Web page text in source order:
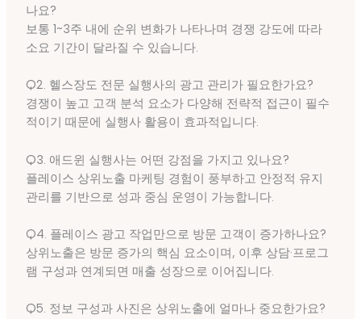
나요?
보통 1~3주 내에 순위 변화가 나타나며 경쟁 강도에 따라
소요 기간이 달라질 수 있습니다.
Q2. 헬스장도 전문 실행사의 광고 관리가 필요한가요?
경쟁이 높고 고객 분석 요소가 다양해 전략적 접근이 필수
적이기 때문에 실행사 활용이 효과적입니다.
Q3. 애드윈 실행사는 어떤 강점을 가지고 있나요?
플레이스 상위노출 마케팅 경험이 풍부하고 안정적 유지
관리를 기반으로 성과 중심 운영이 가능합니다.
Q4. 플레이스 광고 작업만으로 방문 고객이 증가하나요?
상위노출은 방문 증가의 핵심 요소이며, 이후 상담·프로그
램 구성과 연계되면 매출 성장으로 이어집니다.
Q5. 정보 구성과 사진은 상위노출에 얼마나 중요한가요?